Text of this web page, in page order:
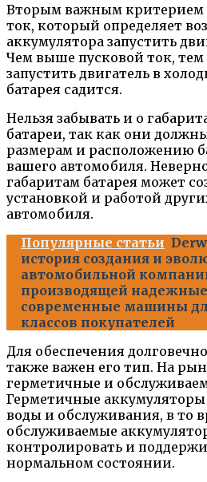
Вторым важным критерием
ток, который определяет
аккумулятора запустить
Чем выше пусковой ток, тем
запустить двигатель в
батарея садится.
Нельзя забывать и о
батареи, так как они
размерам и расположению
вашего автомобиля.
габаритам батарея может
установкой и работой
автомобиля.
Популярные статьи
история создания и
автомобильной
производящей
современные машины
классов покупателей
Для обеспечения
также важен его тип. На
герметичные и
Герметичные
воды и обслуживания, в то
обслуживаемые
контролировать и
нормальном состоянии.